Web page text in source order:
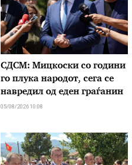
СДСМ: Мицкоски со години
го плука народот, сега се
навредил од еден граѓанин
05/08/2026 10:08